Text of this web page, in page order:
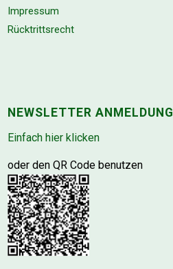
Impressum
Rücktrittsrecht
NEWSLETTER ANMELDUNG
Einfach hier klicken
oder den QR Code benutzen